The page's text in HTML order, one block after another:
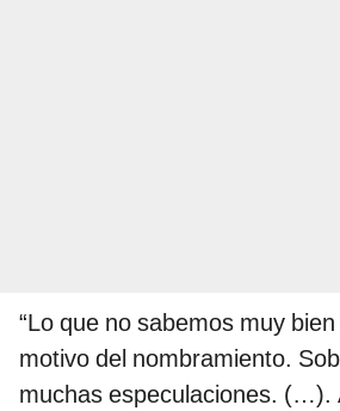
“Lo que no sabemos muy
motivo del nombramiento.
muchas especulaciones. (…).